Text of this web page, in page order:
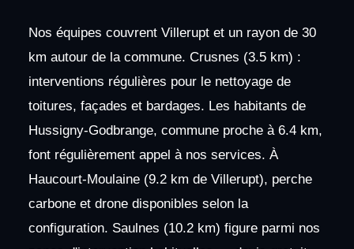
Nos équipes couvrent Villerupt et un rayon de 30
km autour de la commune. Crusnes (3.5 km) :
interventions régulières pour le nettoyage de
toitures, façades et bardages. Les habitants de
Hussigny-Godbrange, commune proche à 6.4 km,
font régulièrement appel à nos services. À
Haucourt-Moulaine (9.2 km de Villerupt), perche
carbone et drone disponibles selon la
configuration. Saulnes (10.2 km) figure parmi nos